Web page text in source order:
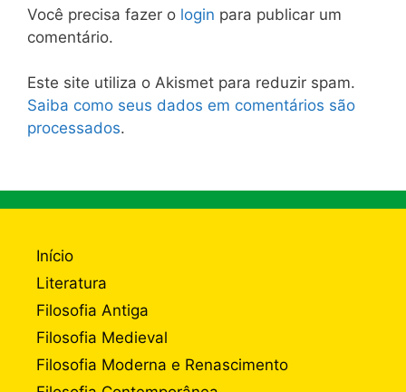
Você precisa fazer o login para publicar um
comentário.
Este site utiliza o Akismet para reduzir spam.
Saiba como seus dados em comentários são
processados.
Início
Literatura
Filosofia Antiga
Filosofia Medieval
Filosofia Moderna e Renascimento